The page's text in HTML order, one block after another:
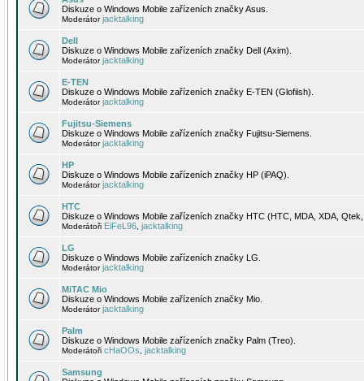
Diskuze o Windows Mobile zařízeních značky Asus.
Moderátorjacktalking
Dell
Diskuze o Windows Mobile zařízeních značky Dell (Axim).
Moderátorjacktalking
E-TEN
Diskuze o Windows Mobile zařízeních značky E-TEN (Glofiish).
Moderátorjacktalking
Fujitsu-Siemens
Diskuze o Windows Mobile zařízeních značky Fujitsu-Siemens.
Moderátorjacktalking
HP
Diskuze o Windows Mobile zařízeních značky HP (iPAQ).
Moderátorjacktalking
HTC
Diskuze o Windows Mobile zařízeních značky HTC (HTC, MDA, XDA,
Moderátoři EiFeL96 jacktalking
LG
Diskuze o Windows Mobile zařízeních značky LG.
Moderátorjacktalking
MiTAC Mio
Diskuze o Windows Mobile zařízeních značky Mio.
Moderátorjacktalking
Palm
Diskuze o Windows Mobile zařízeních značky Palm (Treo).
Moderátoři cHaOOs jacktalking
Samsung